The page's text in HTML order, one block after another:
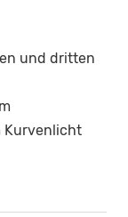
und dritten
Kurvenlicht